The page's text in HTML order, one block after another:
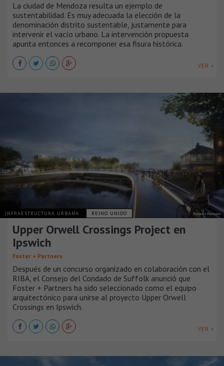
La ciudad de Mendoza resulta un ejemplo de
sustentabilidad. Es muy adecuada la elección de la
denominación distrito sustentable, justamente para
intervenir el vacío urbano. La intervención propuesta
apunta entonces a recomponer esa fisura histórica.
VER +
INFRAESTRUCTURA URBANA REINO UNIDO
Upper Orwell Crossings Project en
Ipswich
Foster + Partners
Después de un concurso organizado en colaboración con el
RIBA, el Consejo del Condado de Suffolk anunció que
Foster + Partners ha sido seleccionado como el equipo
arquitectónico para unirse al proyecto Upper Orwell
Crossings en Ipswich.
VER +